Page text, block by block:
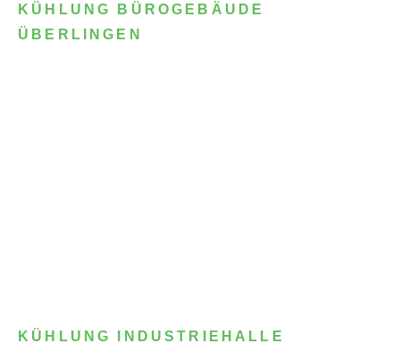
KÜHLUNG BÜROGEBÄUDE
ÜBERLINGEN
KÜHLUNG INDUSTRIEHALLE